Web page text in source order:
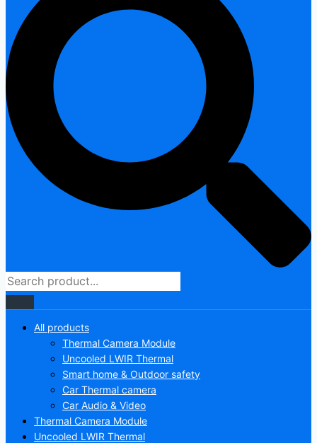
All products
Thermal Camera Module
Uncooled LWIR Thermal
Smart home & Outdoor safety
Car Thermal camera
Car Audio & Video
Thermal Camera Module
Uncooled LWIR Thermal